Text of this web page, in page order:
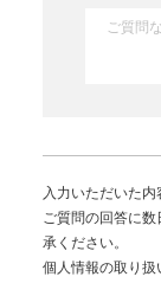
入力いただいた内
ご質問の回答に
承ください。
個人情報の取り扱